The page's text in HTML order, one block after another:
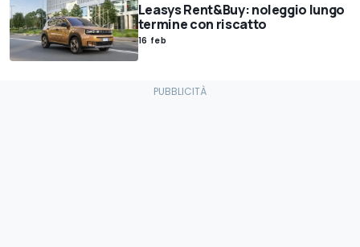
Leasys Rent&Buy: noleggio lungo
termine con riscatto
16 feb